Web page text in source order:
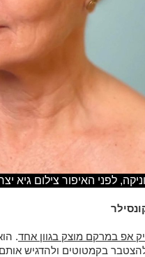
לפני האיפור צילום גיא
אפ במרקם מוצק בגוון אחד.
בקמטוטים ולהדגיש